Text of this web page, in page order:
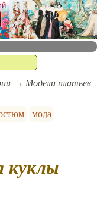
Модели платьев
мода